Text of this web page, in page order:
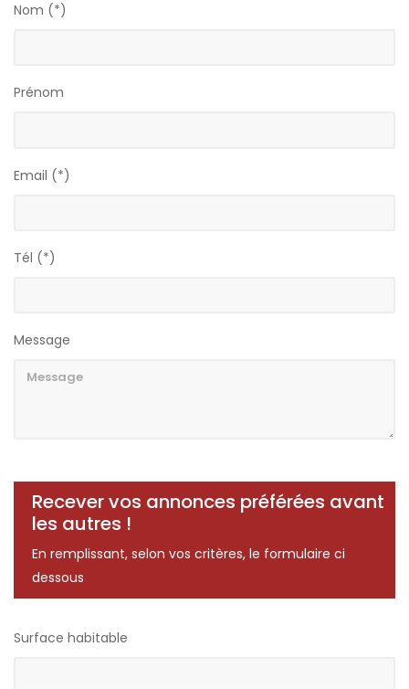
Nom (*)
Prénom
Email (*)
Tél (*)
Message
Recever vos annonces préférées avant
les autres !
En remplissant, selon vos critères, le formulaire ci
dessous
Surface habitable